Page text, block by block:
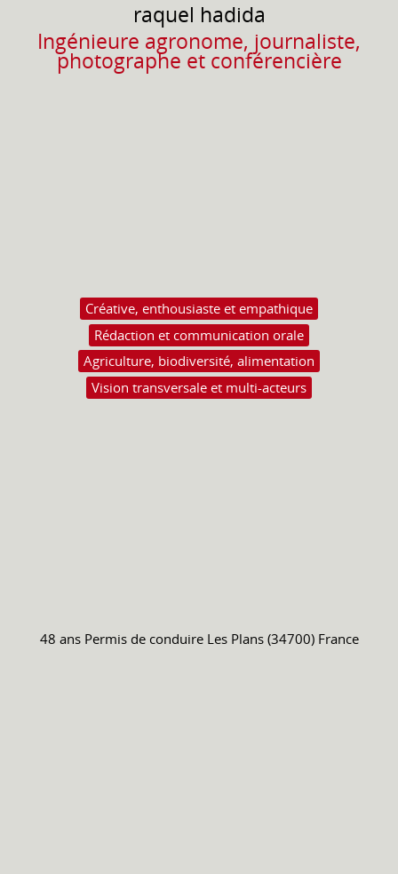
raquel hadida
Ingénieure agronome, journaliste,
photographe et conférencière
Créative, enthousiaste et empathique
Rédaction et communication orale
Agriculture, biodiversité, alimentation
Vision transversale et multi-acteurs
48 ans Permis de conduire Les Plans (34700) France